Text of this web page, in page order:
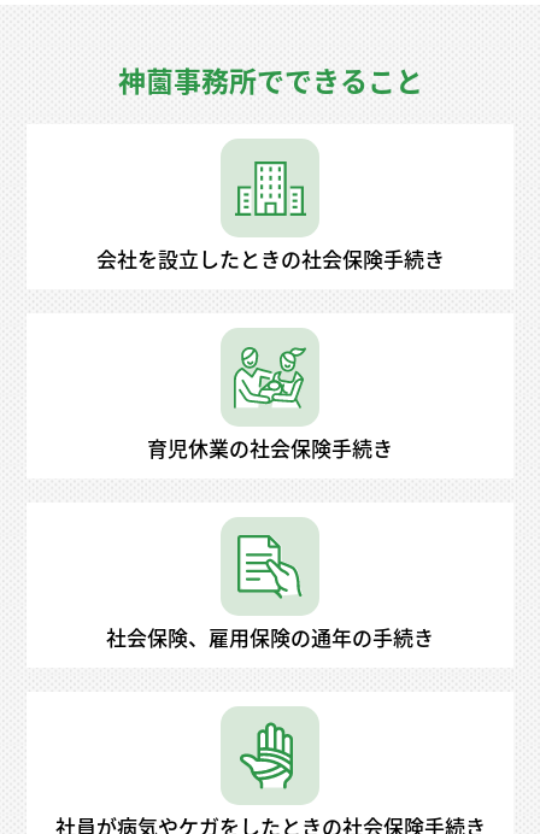
神薗事務所でできること
会社を設立したときの社会保険手続き
育児休業の社会保険手続き
社会保険、雇用保険の通年の手続き
社員が病気やケガをしたときの社会保険手続き